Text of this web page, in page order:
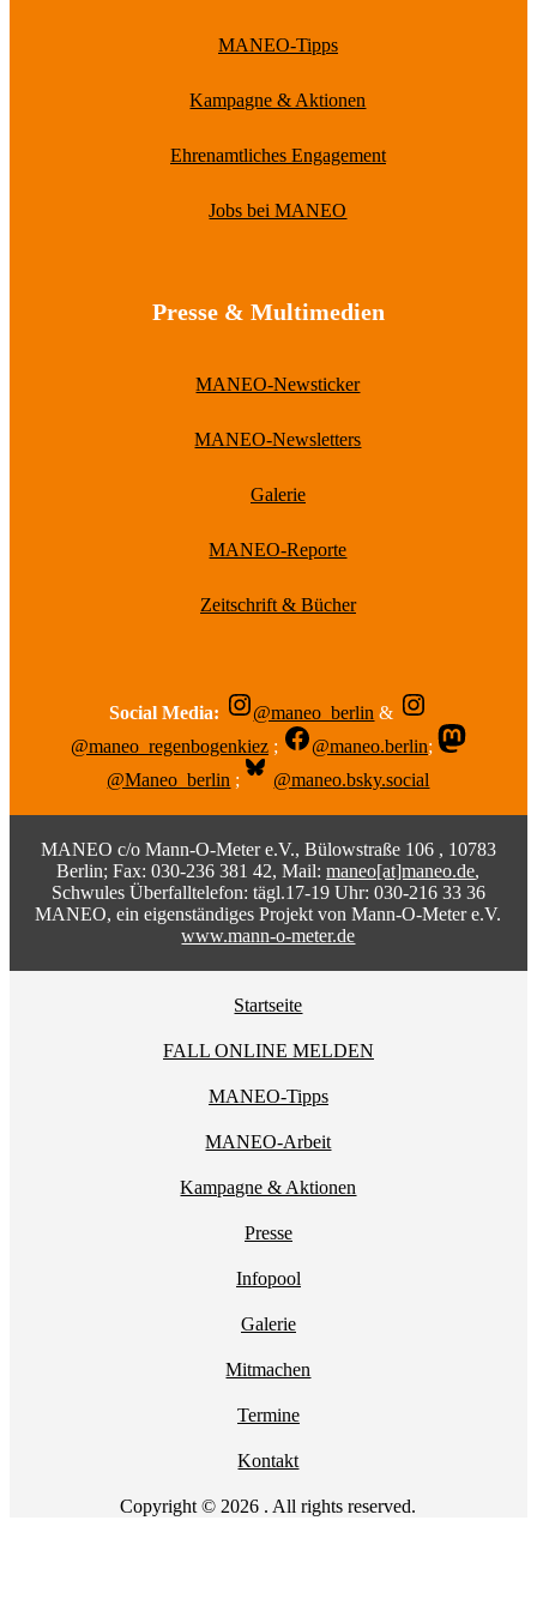
MANEO-Tipps
Kampagne & Aktionen
Ehrenamtliches Engagement
Jobs bei MANEO
Presse & Multimedien
MANEO-Newsticker
MANEO-Newsletters
Galerie
MANEO-Reporte
Zeitschrift & Bücher
Social Media: @maneo_berlin &
@maneo_regenbogenkiez ; @maneo.berlin;
@Maneo_berlin ; @maneo.bsky.social
MANEO c/o Mann-O-Meter e.V., Bülowstraße 106 , 10783
Berlin; Fax: 030-236 381 42, Mail:maneo[at]maneo.de,
Schwules Überfalltelefon: tägl.17-19 Uhr: 030-216 33 36
MANEO, ein eigenständiges Projekt von Mann-O-Meter e.V.
www.mann-o-meter.de
Startseite
FALL ONLINE MELDEN
MANEO-Tipps
MANEO-Arbeit
Kampagne & Aktionen
Presse
Infopool
Galerie
Mitmachen
Termine
Kontakt
Copyright © 2026 . All rights reserved.